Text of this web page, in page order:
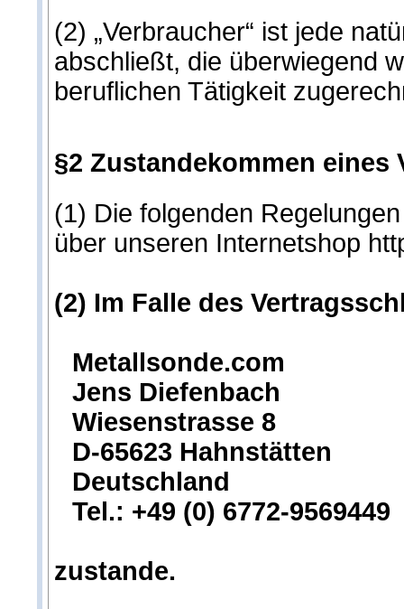
(2) „Verbraucher“ ist jede
abschließt, die überwiegend
beruflichen Tätigkeit
§2 Zustandekommen eines
(1) Die folgenden
über unseren Internetshop
(2) Im Falle des
Metallsonde.com
Jens Diefenbach
Wiesenstrasse 8
D-65623 Hahnstätten
Deutschland
Tel.: +49 (0) 6772-9569449
zustande.